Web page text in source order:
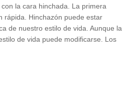
la cara hinchada. La primera
rápida. Hinchazón puede estar
de nuestro estilo de vida. Aunque la
de vida puede modificarse. Los